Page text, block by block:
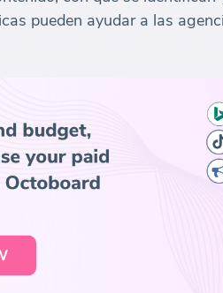
pueden ayudar a las